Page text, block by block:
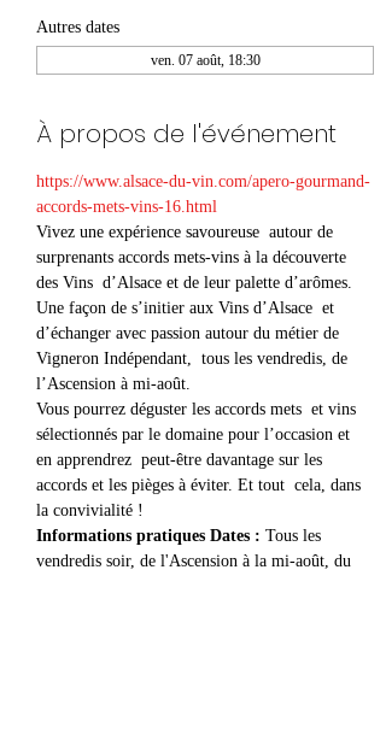
Autres dates
ven. 07 août, 18:30
À propos de l'événement
https://www.alsace-du-vin.com/apero-gourmand-
accords-mets-vins-16.html
Vivez une expérience savoureuse  autour de
surprenants accords mets-vins à la découverte
des Vins  d’Alsace et de leur palette d’arômes.
Une façon de s’initier aux Vins d’Alsace  et
d’échanger avec passion autour du métier de
Vigneron Indépendant,  tous les vendredis, de
l’Ascension à mi-août.
Vous pourrez déguster les accords mets  et vins
sélectionnés par le domaine pour l’occasion et
en apprendrez  peut-être davantage sur les
accords et les pièges à éviter. Et tout  cela, dans
la convivialité !
Informations pratiques Dates : Tous les
vendredis soir, de l'Ascension à la mi-août, du